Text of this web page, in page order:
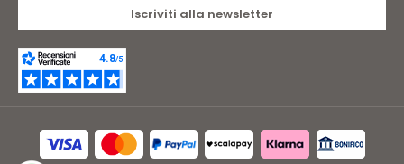
Iscriviti alla newsletter